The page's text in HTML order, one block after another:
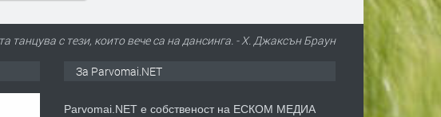
танцува с тези, които вече са на дансинга. - Х. Джаксън Браун
За Parvomai.NET
Parvomai.NET е собственост на ЕСКОМ МЕДИА